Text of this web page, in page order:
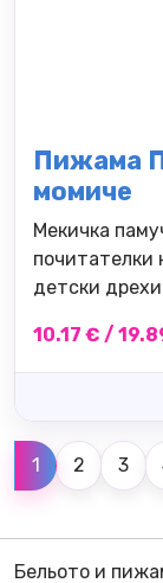
Пижама
момиче
Мекичка
почитателки
детски
10.17 € /
1 2 3
Бельото и